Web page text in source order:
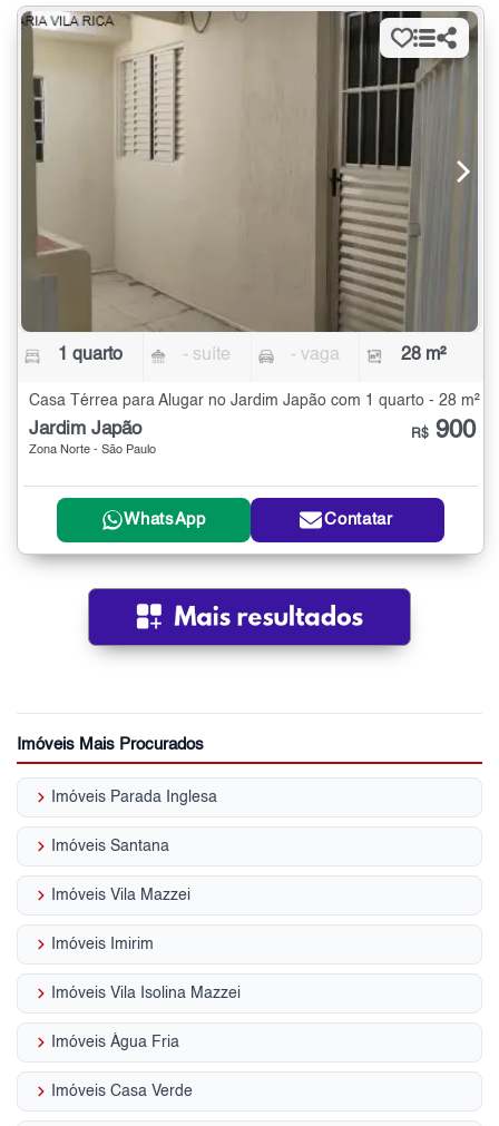
1 quarto - suíte - vaga 28 m²
Casa Térrea para Alugar no Jardim Japão com 1 quarto - 28 m²
Jardim Japão
Zona Norte - São Paulo
R$ 900
WhatsApp Contatar
Imóveis Mais Procurados
keyboard_arrow_right Imóveis Parada Inglesa
keyboard_arrow_right Imóveis Santana
keyboard_arrow_right Imóveis Vila Mazzei
keyboard_arrow_right Imóveis Imirim
keyboard_arrow_right Imóveis Vila Isolina Mazzei
keyboard_arrow_right Imóveis Água Fria
keyboard_arrow_right Imóveis Casa Verde